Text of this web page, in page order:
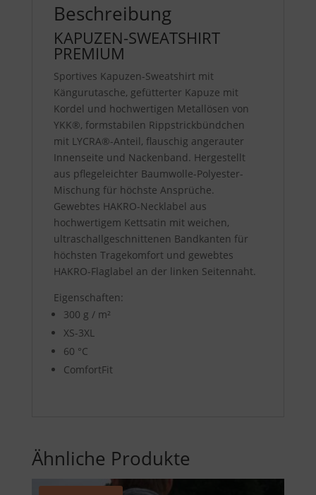
Beschreibung
KAPUZEN-SWEATSHIRT
PREMIUM
Sportives Kapuzen-Sweatshirt mit
Kängurutasche, gefütterter Kapuze mit
Kordel und hochwertigen Metallösen von
YKK®, formstabilen Rippstrickbündchen
mit LYCRA®-Anteil, flauschig angerauter
Innenseite und Nackenband. Hergestellt
aus pflegeleichter Baumwolle-Polyester-
Mischung für höchste Ansprüche.
Gewebtes HAKRO-Necklabel aus
hochwertigem Kettsatin mit weichen,
ultraschallgeschnittenen Bandkanten für
höchsten Tragekomfort und gewebtes
HAKRO-Flaglabel an der linken Seitennaht.
Eigenschaften:
300 g / m²
XS-3XL
60 °C
ComfortFit
Ähnliche Produkte